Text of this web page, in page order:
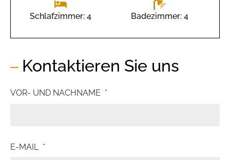
Schlafzimmer: 4 Badezimmer: 4
Kontaktieren Sie uns
VOR- UND NACHNAME *
E-MAIL *